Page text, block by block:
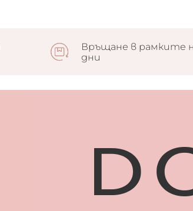
Връщане в рамките
дни